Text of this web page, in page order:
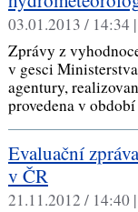
03.01.2013 / 14:34 |
Zprávy z
v gesci
agentury,
provedena v
Evaluační
v ČR
21.11.2012 / 14:40 |